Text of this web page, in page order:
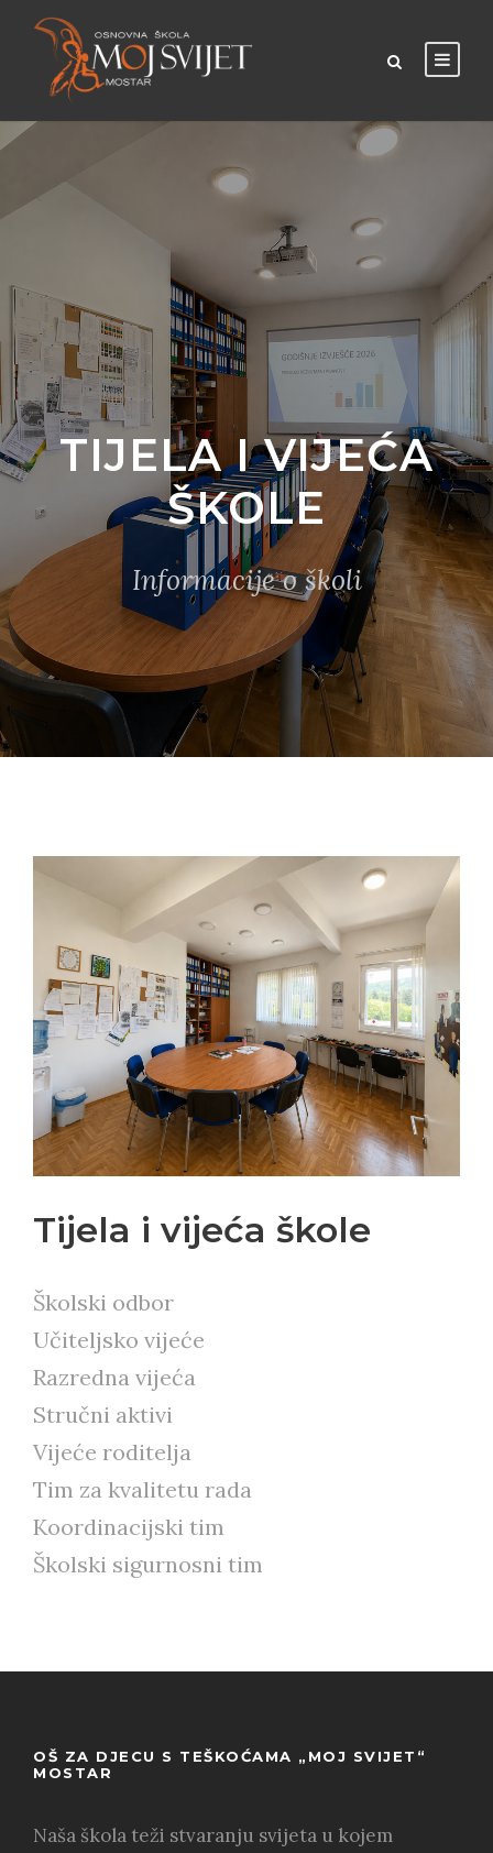
TIJELA I VIJEĆA
ŠKOLE
Informacije o školi
Tijela i vijeća škole
Školski odbor
Učiteljsko vijeće
Razredna vijeća
Stručni aktivi
Vijeće roditelja
Tim za kvalitetu rada
Koordinacijski tim
Školski sigurnosni tim
OŠ ZA DJECU S TEŠKOĆAMA „MOJ SVIJET“
MOSTAR
Naša škola teži stvaranju svijeta u kojem